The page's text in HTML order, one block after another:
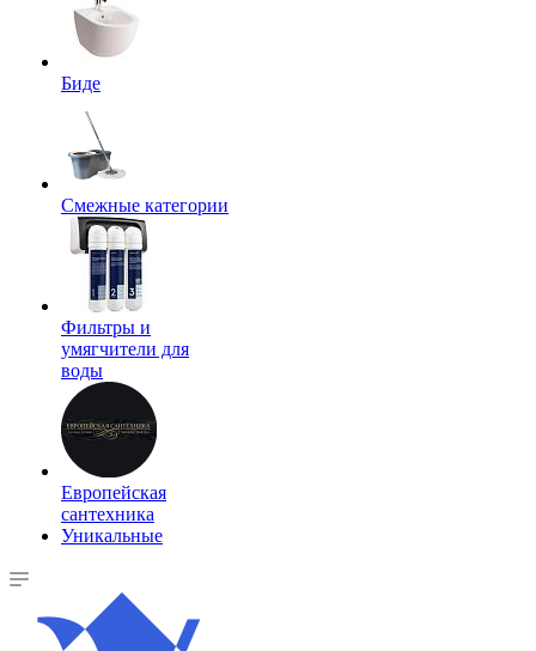
Биде
Смежные категории
Фильтры и
умягчители для
воды
Европейская
сантехника
Уникальные